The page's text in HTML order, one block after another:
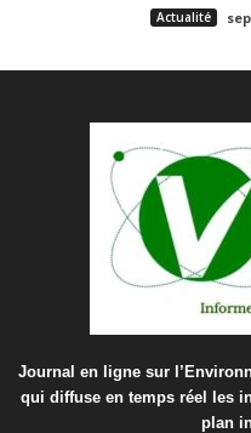
Actualité
Journal en ligne sur
qui diffuse en temps réel les
plan